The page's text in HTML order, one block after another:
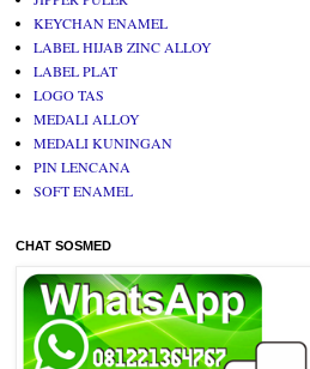
KEYCHAN ENAMEL
LABEL HIJAB ZINC ALLOY
LABEL PLAT
LOGO TAS
MEDALI ALLOY
MEDALI KUNINGAN
PIN LENCANA
SOFT ENAMEL
CHAT SOSMED